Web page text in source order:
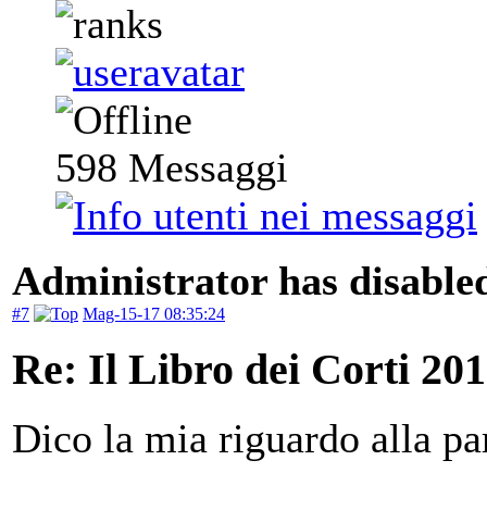
598 Messaggi
Administrator has
#7 Mag-15-17 08:35:24
Re: Il Libro dei Corti
Dico la mia riguardo alla